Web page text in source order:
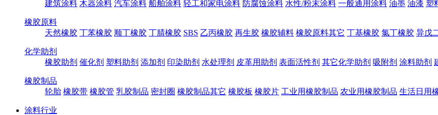
建筑涂料 木器涂料 汽车涂料 船舶涂料 轻工和家电涂料 防腐蚀涂料 水性/粉末涂料 一般通用涂料 油墨 油漆 塑
橡胶原料
天然橡胶 丁苯橡胶 顺丁橡胶 丁腈橡胶 SBS 乙丙橡胶 再生胶 橡胶辅料 橡胶原料其它 丁基橡胶 氯丁橡胶 异戊
化学助剂
橡胶助剂 催化剂 塑料助剂 添加剂 印染助剂 水处理剂 皮革用助剂 表面活性剂 其它化学助剂 吸附剂 涂料助剂
橡胶制品
轮胎 橡胶带 橡胶管 乳胶制品 密封圈 橡胶制品其它 橡胶板 橡胶片 工业用橡胶制品 农业用橡胶制品 生活日用
涂料行业